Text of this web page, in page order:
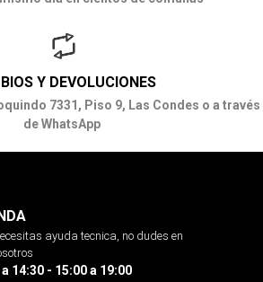
Y DEVOLUCIONES
7331, Piso 9, Las Condes o a través
de WhatsApp
ayuda tecnica, no dudes en
14:30 - 15:00 a 19:00